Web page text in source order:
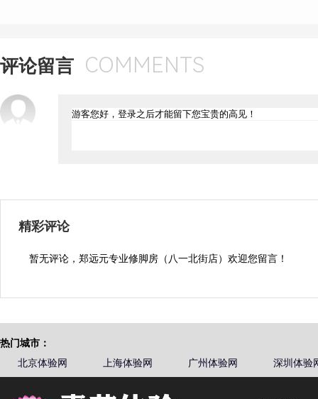
评论留言 COMMENTS
精彩评论
暂无评论，郑远元专业修脚房（八一北街店）欢迎您留言！
热门城市：
北京体验网
上海体验网 广州体验网 深圳体验